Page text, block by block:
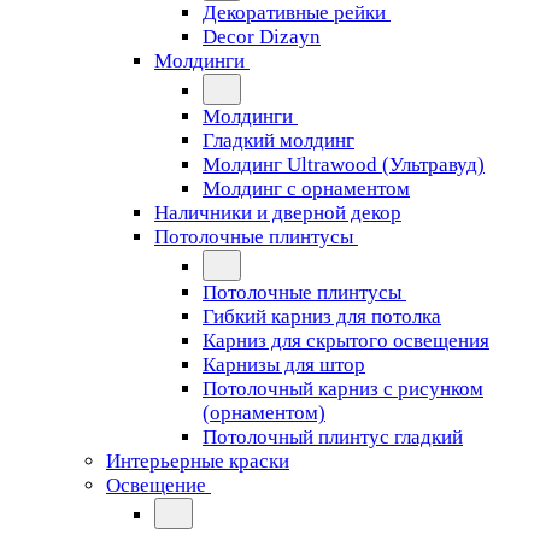
Декоративные рейки
Decor Dizayn
Молдинги
Молдинги
Гладкий молдинг
Молдинг Ultrawood (Ультравуд)
Молдинг с орнаментом
Наличники и дверной декор
Потолочные плинтусы
Потолочные плинтусы
Гибкий карниз для потолка
Карниз для скрытого освещения
Карнизы для штор
Потолочный карниз с рисунком
(орнаментом)
Потолочный плинтус гладкий
Интерьерные краски
Освещение